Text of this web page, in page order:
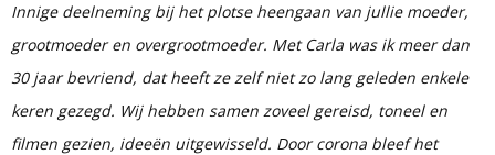
Innige deelneming bij het plotse heengaan van jullie moeder,
grootmoeder en overgrootmoeder. Met Carla was ik meer dan
30 jaar bevriend, dat heeft ze zelf niet zo lang geleden enkele
keren gezegd. Wij hebben samen zoveel gereisd, toneel en
filmen gezien, ideeën uitgewisseld. Door corona bleef het